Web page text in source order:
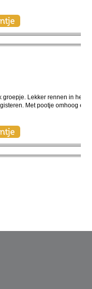
groepje. Lekker rennen in het
Met pootje omhoog en